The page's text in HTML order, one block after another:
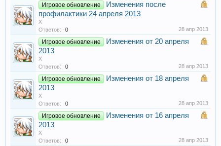
Игровое обновление
Изменения после
профилактики 24 апреля 2013
X
Ответов:
0 28 апр 2013
Игровое обновление
Изменения от 20 апреля
2013
X
Ответов:
0 28 апр 2013
Игровое обновление
Изменения от 18 апреля
2013
X
Ответов:
0 28 апр 2013
Игровое обновление
Изменения от 16 апреля
2013
X
Ответов:
0 28 апр 2013